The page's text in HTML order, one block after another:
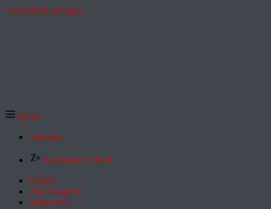
Zum Inhalt springen
Menü
Startseite
Exklusive Artikel
Politik
ZEITmagazin
Wirtschaft